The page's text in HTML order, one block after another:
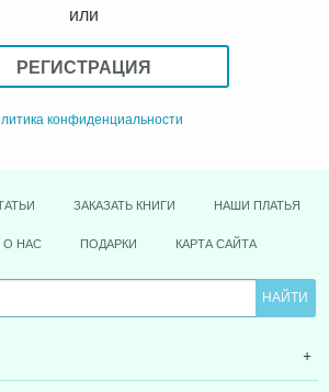
или
РЕГИСТРАЦИЯ
конфиденциальности
ЗАКАЗАТЬ КНИГИ НАШИ ПЛАТЬЯ
О НАС ПОДАРКИ КАРТА САЙТА